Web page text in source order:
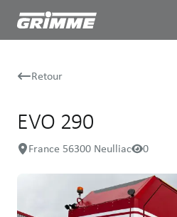
Retour
EVO 290
France 56300 Neulliac 0